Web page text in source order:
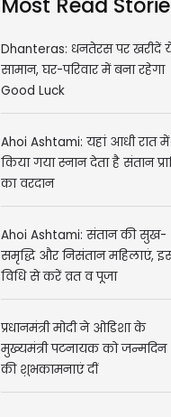
Most Read
Dhanteras: धनतेरस पर खरीदें ये
सामान, घर-परिवार में बना रहेगा
Ahoi Ashtami: यहां आधी रात में
किया गया स्नान देता है संतान
Ahoi Ashtami: संतान की सुख-
समृद्धि और निसंतान महिलाएं,
प्रधानमंत्री मोदी ने ओडिशा के
मुख्यमंत्री पटनायक को जन्मदिन